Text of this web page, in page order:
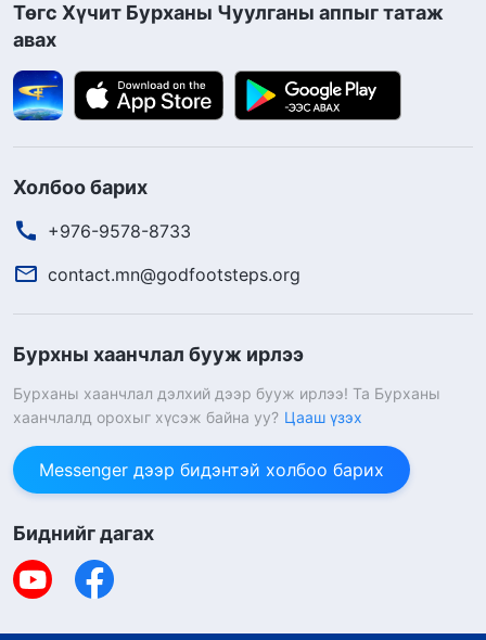
Төгс Хүчит Бурханы Чуулганы аппыг татаж
авах
Холбоо барих
+976-9578-8733
contact.mn@godfootsteps.org
Бурхны хаанчлал бууж ирлээ
Бурханы хаанчлал дэлхий дээр бууж ирлээ! Та Бурханы
хаанчлалд орохыг хүсэж байна уу? Цааш үзэх
Messenger дээр бидэнтэй холбоо барих
Биднийг дагах